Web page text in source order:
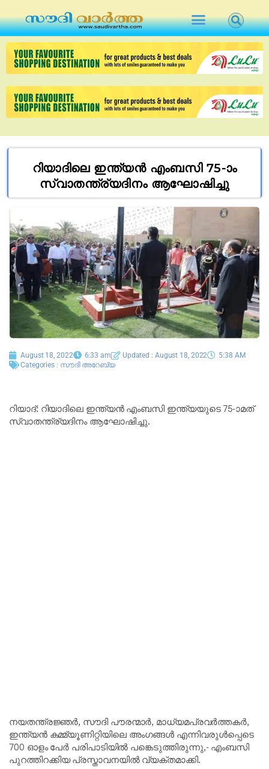
റിയാദിലെ ഇന്ത്യൻ എംബസി 75-ാം
സ്വാതന്ത്ര്യദിനം ആഘോഷിച്ചു
August 18, 2022 6:33 am Updated : August 18, 2022
5:38 AM
Categories : സൗദി അറേബ്യ
റിയാദ്: റിയാദിലെ ഇന്ത്യൻ എംബസി ഇന്ത്യയുടെ 75-ാമത്
സ്വാതന്ത്ര്യദിനം ആഘോഷിച്ചു.
നയതന്ത്രജ്ഞർ, സൗദി പൗരന്മാർ, മാധ്യമപ്രവർത്തകർ,
ഇന്ത്യൻ കമ്മ്യൂണിറ്റിയിലെ അംഗങ്ങൾ എന്നിവരുൾപ്പെടെ
700 ഓളം പേർ പരിപാടിയിൽ പങ്കെടുത്തിരുന്നു,- എംബസി
പുറത്തിറക്കിയ പ്രസ്താവനയിൽ വ്യക്തമാക്കി.